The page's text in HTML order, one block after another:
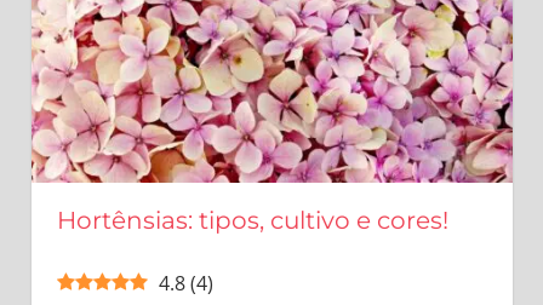
Hortênsias: tipos, cultivo e cores!
4.8 (4)